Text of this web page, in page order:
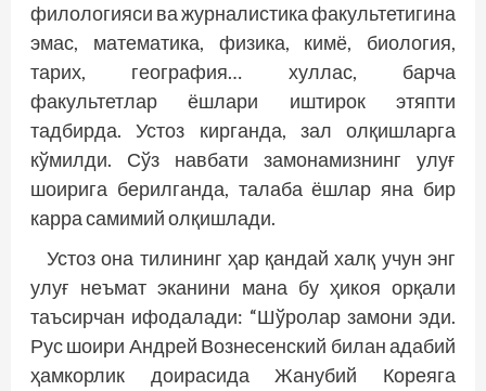
филологияси ва журналистика факультетигина
эмас, математика, физика, кимё, биология,
тарих, география… хуллас, барча
факультетлар ёшлари иштирок этяпти
тадбирда. Устоз кирганда, зал олқиш­ларга
кўмилди. Сўз навбати замонамизнинг улуғ
шоирига берилганда, талаба ёшлар яна бир
карра самимий олқишлади.
Устоз она тилининг ҳар қандай халқ учун энг
улуғ неъмат эканини мана бу ҳикоя орқали
таъсирчан ифодалади: “Шўролар замони эди.
Рус шои­ри Андрей Вознесенский билан адабий
ҳамкорлик доирасида Жанубий Кореяга